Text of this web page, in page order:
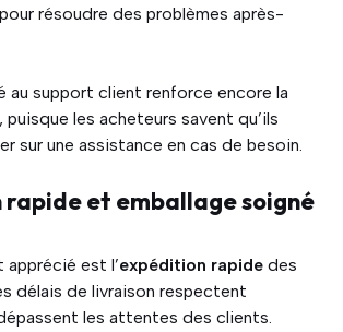
résoudre des problèmes après-
au support client renforce encore la
, puisque les acheteurs savent qu’ils
sur une assistance en cas de besoin.
et emballage soigné
apprécié est l’expédition rapide des
délais de livraison respectent
les attentes des clients.